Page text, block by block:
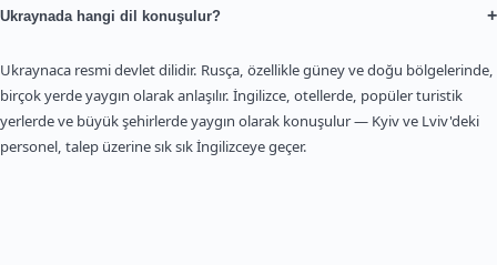
Ukraynada hangi dil konuşulur? +
Ukraynaca resmi devlet dilidir. Rusça, özellikle güney ve doğu bölgelerinde,
birçok yerde yaygın olarak anlaşılır. İngilizce, otellerde, popüler turistik
yerlerde ve büyük şehirlerde yaygın olarak konuşulur — Kyiv ve Lviv'deki
personel, talep üzerine sık sık İngilizceye geçer.